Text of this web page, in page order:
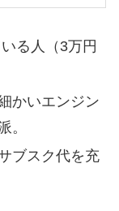
る人（3万円
かいエンジン
。
ブスク代を充